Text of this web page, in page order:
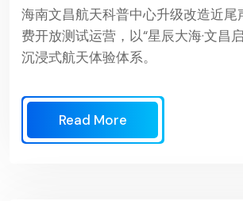
海南文昌航天科普中心升级改造近尾
费开放测试运营，以“星辰大海·文昌
沉浸式航天体验体系。
Read More